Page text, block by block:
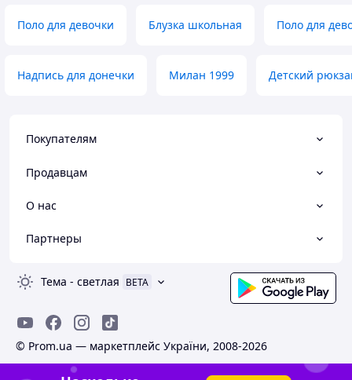
Поло для девочки Блузка школьная Поло для
Надпись для донечки Милан 1999 Детский
Покупателям
Продавцам
О нас
Партнеры
Тема - светлая BETA
© Prom.ua — маркетплейс України, 2008-2026